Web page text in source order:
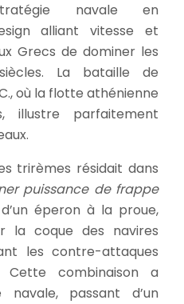
navale en
alliant vitesse et
Grecs de dominer les
La bataille de
où la flotte athénienne
illustre parfaitement
trirèmes résidait dans
puissance de frappe
éperon à la proue,
la coque des navires
les contre-attaques
combinaison a
passant d’un